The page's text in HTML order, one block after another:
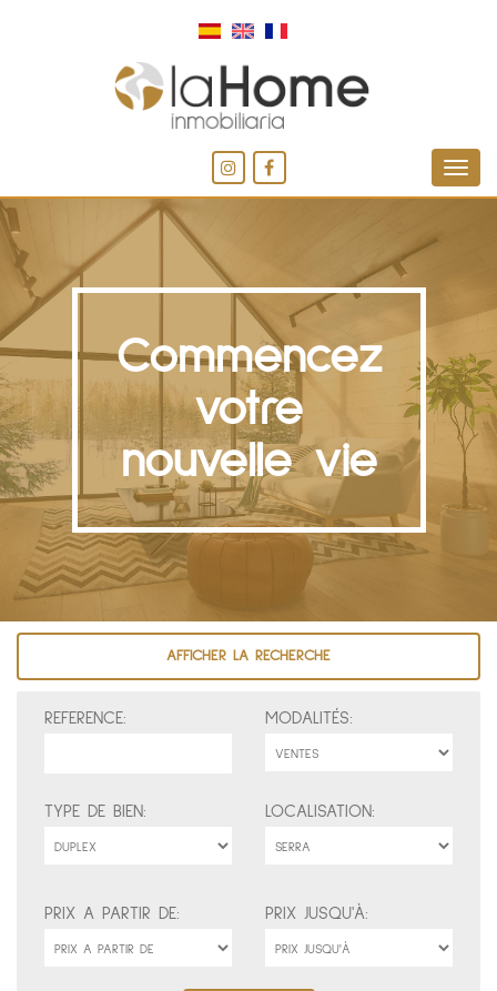
Commencez
votre
nouvelle vie
AFFICHER LA RECHERCHE
REFERENCE: MODALITÉS:
TYPE DE BIEN: LOCALISATION:
PRIX A PARTIR DE: PRIX JUSQU'À: